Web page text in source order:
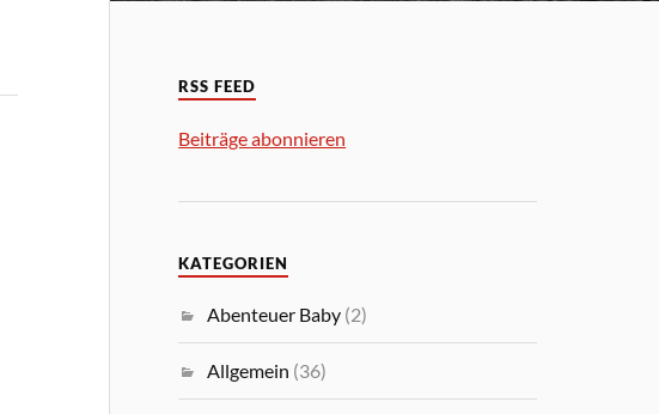
RSS FEED
Beiträge abonnieren
KATEGORIEN
Abenteuer Baby (2)
Allgemein (36)